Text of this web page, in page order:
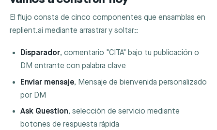
El flujo consta de cinco componentes que ensamblas en
replient.ai mediante arrastrar y soltar::
Disparador, comentario "CITA" bajo tu publicación o
DM entrante con palabra clave
Enviar mensaje, Mensaje de bienvenida personalizado
por DM
Ask Question, selección de servicio mediante
botones de respuesta rápida